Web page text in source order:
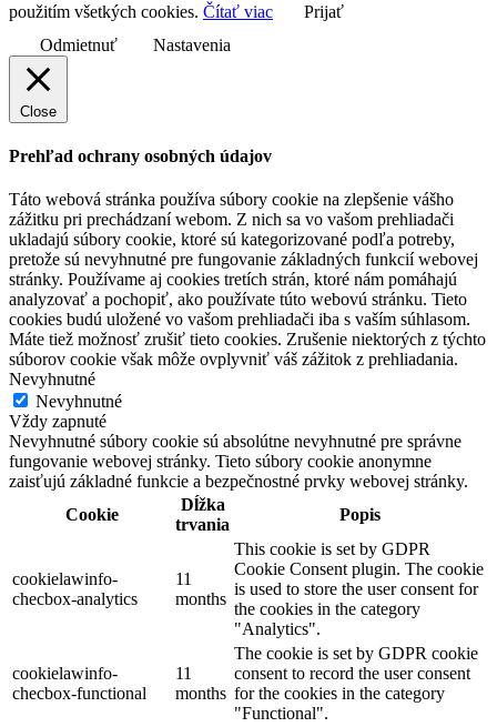
použitím všetkých cookies. Čítať viac
Prijať
Odmietnuť
Nastavenia
Close
Prehľad ochrany osobných údajov
Táto webová stránka používa súbory cookie na zlepšenie vášho
zážitku pri prechádzaní webom. Z nich sa vo vašom prehliadači
ukladajú súbory cookie, ktoré sú kategorizované podľa potreby,
pretože sú nevyhnutné pre fungovanie základných funkcií webovej
stránky. Používame aj cookies tretích strán, ktoré nám pomáhajú
analyzovať a pochopiť, ako používate túto webovú stránku. Tieto
cookies budú uložené vo vašom prehliadači iba s vaším súhlasom.
Máte tiež možnosť zrušiť tieto cookies. Zrušenie niektorých z týchto
súborov cookie však môže ovplyvniť váš zážitok z prehliadania.
Nevyhnutné
Nevyhnutné
Vždy zapnuté
Nevyhnutné súbory cookie sú absolútne nevyhnutné pre správne
fungovanie webovej stránky. Tieto súbory cookie anonymne
zaisťujú základné funkcie a bezpečnostné prvky webovej stránky.
Cookie
Dĺžka
trvania
Popis
cookielawinfo-
checbox-analytics
11
months
This cookie is set by GDPR
Cookie Consent plugin. The cookie
is used to store the user consent for
the cookies in the category
"Analytics".
cookielawinfo-
checbox-functional
11
months
The cookie is set by GDPR cookie
consent to record the user consent
for the cookies in the category
"Functional".